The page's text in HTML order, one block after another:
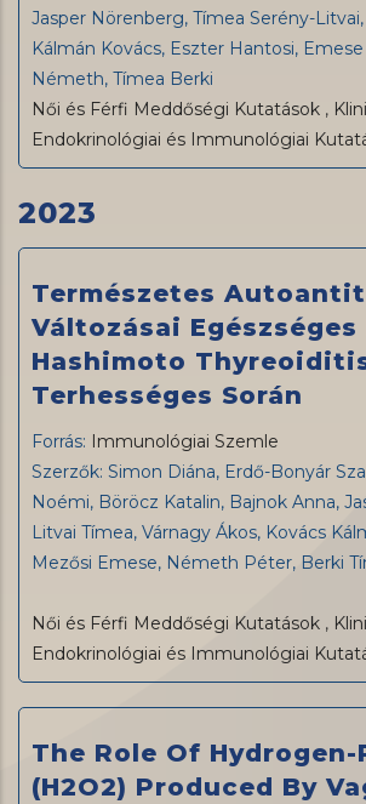
Jasper Nörenberg, Tímea Serény-
Kálmán Kovács, Eszter Hantosi,
Németh, Tímea Berki
Női és Férfi Meddőségi Kutatások ,
Endokrinológiai és Immunológiai
2023
Természetes
Változásai Egészséges
Hashimoto
Terhességes Során
Forrás:
Immunológiai Szemle
Szerzők: Simon Diána, Erdő-Bonyár
Noémi, Böröcz Katalin, Bajnok Anna,
Litvai Tímea, Várnagy Ákos, Kovács
Mezősi Emese, Németh Péter, Berki
Női és Férfi Meddőségi Kutatások ,
Endokrinológiai és Immunológiai
The Role Of
(H2O2) Produced By